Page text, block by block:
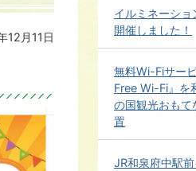
12月11日
イルミネーショ
開催しました！
無料Wi-Fiサー
Free Wi-Fi』を
の国観光おもて
置
JR和泉府中駅